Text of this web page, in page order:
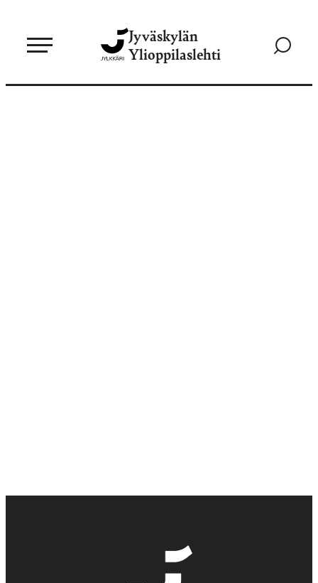
sisältöön
Jyväskylän
Ylioppilaslehti
Siirry